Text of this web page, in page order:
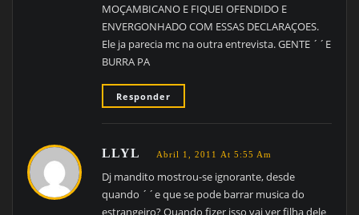
MOÇAMBICANO E FIQUEI OFENDIDO E
ENVERGONHADO COM ESSAS DECLARAÇOES.
Ele ja parecia mc na outra entrevista. GENTE ´´E
BURRA PA
Responder
LLYL Abril 1, 2011 At 5:55 Am
Dj mandito mostrou-se ignorante, desde
quando ´´e que se pode barrar musica do